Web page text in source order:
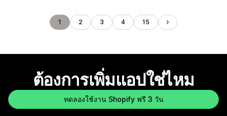
1 2 3 4 15
ต้องการเพิ่มแอปใช่ไหม
ทดลองใช้งาน Shopify ฟรี 3 วัน